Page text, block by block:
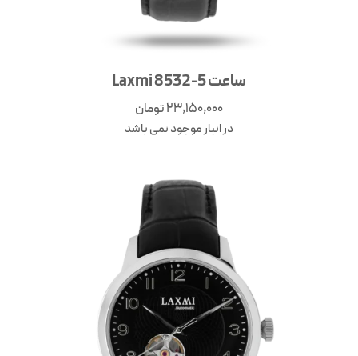
ساعت Laxmi 8532-5
23,150,000تومان
در انبار موجود نمی باشد